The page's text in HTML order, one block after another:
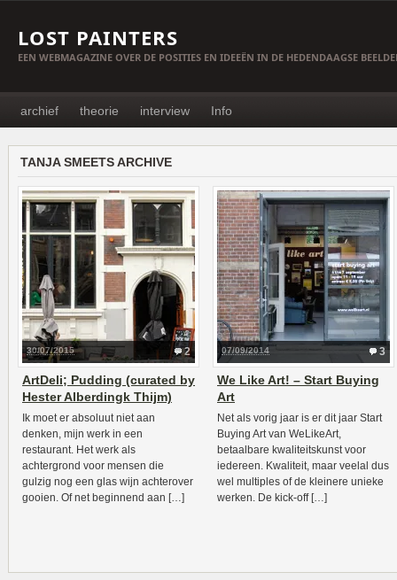
LOST PAINTERS
EEN WEBMAGAZINE OVER DE POSITIES EN IDEEËN IN DE HEDENDAAGSE
archief theorie interview Info
TANJA SMEETS ARCHIVE
2
30/07/2015
ArtDeli; Pudding (curated by
Hester Alberdingk Thijm)
Ik moet er absoluut niet aan
denken, mijn werk in een
restaurant. Het werk als
achtergrond voor mensen die
gulzig nog een glas wijn achterover
gooien. Of net beginnend aan […]
3
07/09/2014
We Like Art! – Start Buying
Art
Net als vorig jaar is er dit jaar Start
Buying Art van WeLikeArt,
betaalbare kwaliteitskunst voor
iedereen. Kwaliteit, maar veelal dus
wel multiples of de kleinere unieke
werken. De kick-off […]